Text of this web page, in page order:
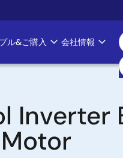
ル&ご購入 会社情報